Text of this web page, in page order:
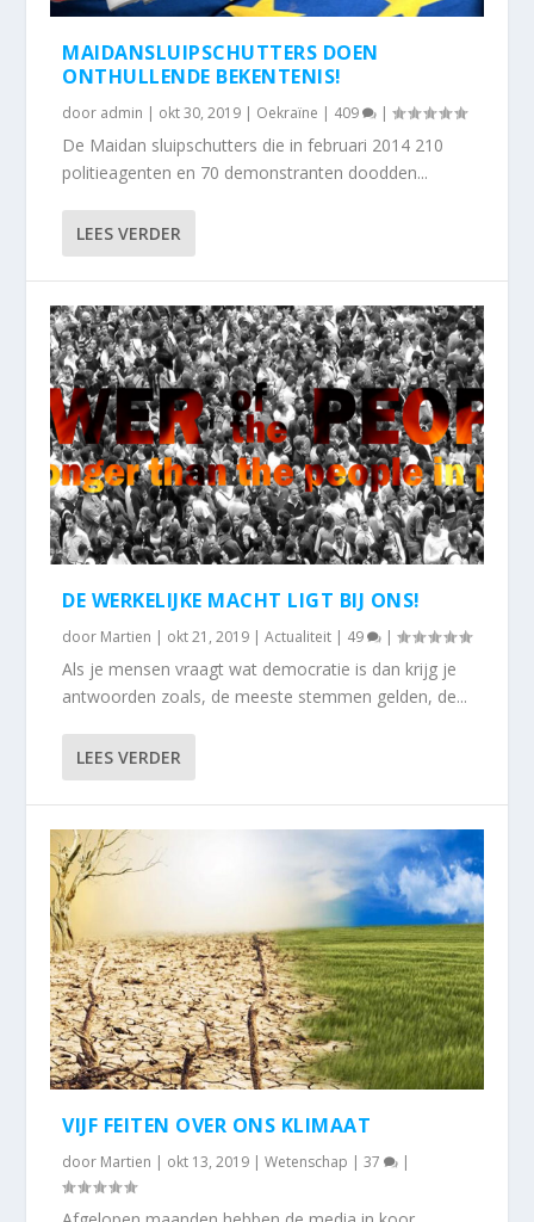
MAIDANSLUIPSCHUTTERS DOEN
ONTHULLENDE BEKENTENIS!
door admin | okt 30, 2019 | Oekraïne | 409 |
De Maidan sluipschutters die in februari 2014 210
politieagenten en 70 demonstranten doodden...
LEES VERDER
DE WERKELIJKE MACHT LIGT BIJ ONS!
door Martien | okt 21, 2019 |Actualiteit | 49 |
Als je mensen vraagt wat democratie is dan krijg je
antwoorden zoals, de meeste stemmen gelden, de...
LEES VERDER
VIJF FEITEN OVER ONS KLIMAAT
door Martien | okt 13, 2019 |Wetenschap |37 |